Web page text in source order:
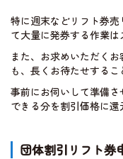
特に週末などリフト券
て大量に発券する作業は
また、お求めいただく
も、長くお待たせするこ
事前にお伺いして準備
できる分を割引価格に還
団体割引リフト券